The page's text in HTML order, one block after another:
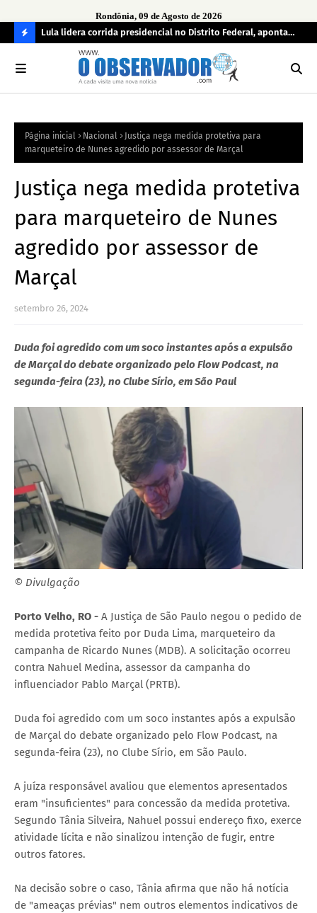
Rondônia, 09 de Agosto de 2026
O
R
Lula lidera corrida presidencial no Distrito Federal, aponta
pesquisa; Flávio Bolsonaro aparece em segundo
Página inicial Nacional
Justiça nega medida protetiva para
marqueteiro de Nunes agredido por assessor de Marçal
Justiça nega medida protetiva
para marqueteiro de Nunes
agredido por assessor de
Marçal
setembro 26, 2024
Duda foi agredido com um soco instantes após a expulsão
de Marçal do debate organizado pelo Flow Podcast, na
segunda-feira (23), no Clube Sírio, em São Paul
© Divulgação
Porto Velho, RO - A Justiça de São Paulo negou o pedido de
medida protetiva feito por Duda Lima, marqueteiro da
campanha de Ricardo Nunes (MDB). A solicitação ocorreu
contra Nahuel Medina, assessor da campanha do
influenciador Pablo Marçal (PRTB).
Duda foi agredido com um soco instantes após a expulsão
de Marçal do debate organizado pelo Flow Podcast, na
segunda-feira (23), no Clube Sírio, em São Paulo.
A juíza responsável avaliou que elementos apresentados
eram "insuficientes" para concessão da medida protetiva.
Segundo Tânia Silveira, Nahuel possui endereço fixo, exerce
atividade lícita e não sinalizou intenção de fugir, entre
outros fatores.
Na decisão sobre o caso, Tânia afirma que não há notícia
de "ameaças prévias" nem outros elementos indicativos de